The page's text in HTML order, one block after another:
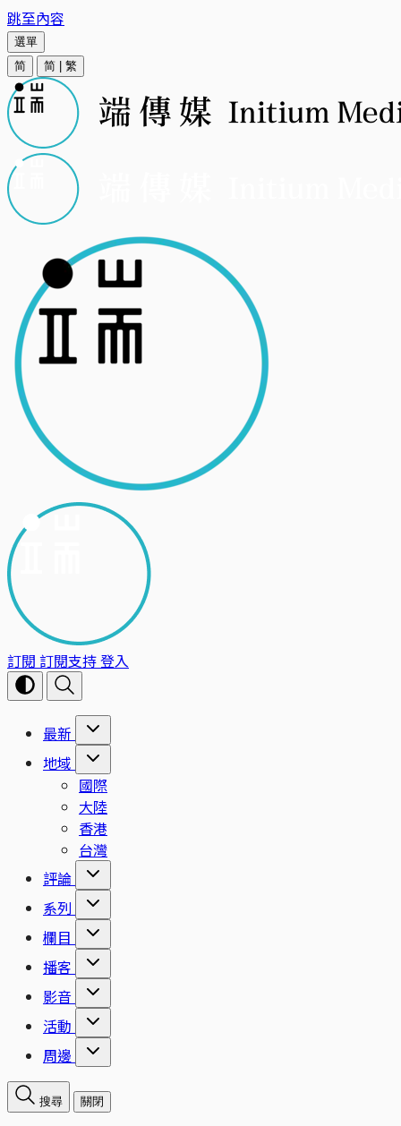
跳至內容
選單
简
简 繁
訂閱 訂閱支持登入
最新
地域
國際
大陸
香港
台灣
評論
系列
欄目
播客
影音
活動
周邊
搜尋 關閉